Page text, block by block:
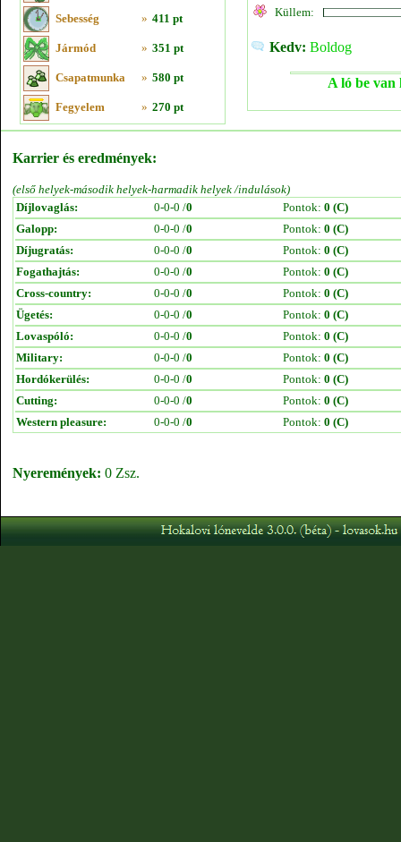
Sebesség » 411 pt
Jármód » 351 pt
Csapatmunka » 580 pt
Fegyelem » 270 pt
Küllem:
Kedv: Boldog
A ló be van
Karrier és eredmények:
(első helyek-második helyek-harmadik helyek /indulások)
Díjlovaglás:
0-0-0 /0 Pontok: 0 (C)
Galopp:
0-0-0 /0 Pontok: 0 (C)
Díjugratás:
0-0-0 /0 Pontok: 0 (C)
Fogathajtás:
0-0-0 /0 Pontok: 0 (C)
Cross-country:
0-0-0 /0 Pontok: 0 (C)
Ügetés:
0-0-0 /0 Pontok: 0 (C)
Lovaspóló:
0-0-0 /0 Pontok: 0 (C)
Military:
0-0-0 /0 Pontok: 0 (C)
Hordókerülés:
0-0-0 /0 Pontok: 0 (C)
Cutting:
0-0-0 /0 Pontok: 0 (C)
Western pleasure:
0-0-0 /0 Pontok: 0 (C)
Nyeremények: 0 Zsz.